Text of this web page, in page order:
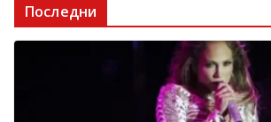
Последни